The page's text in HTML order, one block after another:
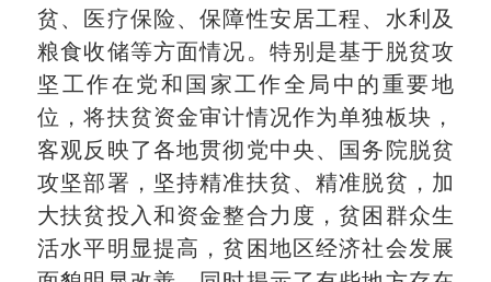
贫、医疗保险、保障性安居工程、水利及
粮食收储等方面情况。特别是基于脱贫攻
坚工作在党和国家工作全局中的重要地
位，将扶贫资金审计情况作为单独板块，
客观反映了各地贯彻党中央、国务院脱贫
攻坚部署，坚持精准扶贫、精准脱贫，加
大扶贫投入和资金整合力度，贫困群众生
活水平明显提高，贫困地区经济社会发展